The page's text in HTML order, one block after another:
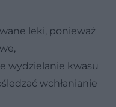
leki, ponieważ
wydzielanie kwasu
wchłanianie